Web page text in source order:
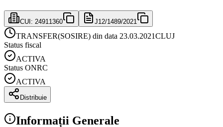
CUI: 24911360 J12/1489/2021
TRANSFER(SOSIRE) din data 23.03.2021CLUJ
Status fiscal
ACTIVA
Status ONRC
ACTIVA
Distribuie
Informații Generale